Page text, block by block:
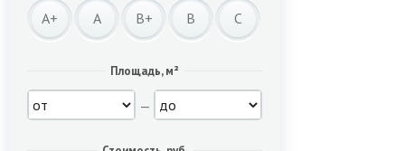
A+ A B+ B C
Площадь, м²
—